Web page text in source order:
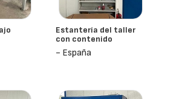
Estantería del taller
con contenido
- España